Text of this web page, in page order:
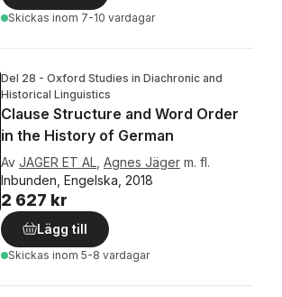
Skickas inom 7-10 vardagar
Del 28 - Oxford Studies in Diachronic and
Historical Linguistics
Clause Structure and Word Order
in the History of German
Av JAGER ET AL Agnes Jäger m. fl.
Inbunden, Engelska, 2018
2 627 kr
Lägg till
Skickas inom 5-8 vardagar